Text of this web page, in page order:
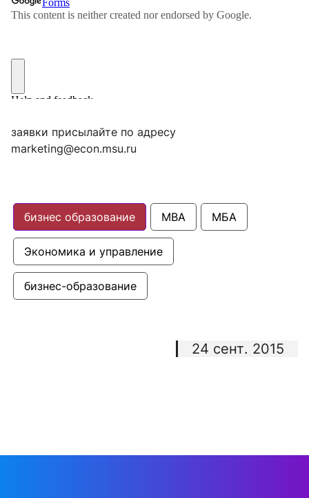
заявки присылайте по адресу
marketing@econ.msu.ru
бизнес образование MBA МБА
Экономика и управление
бизнес-образование
24 сент. 2015